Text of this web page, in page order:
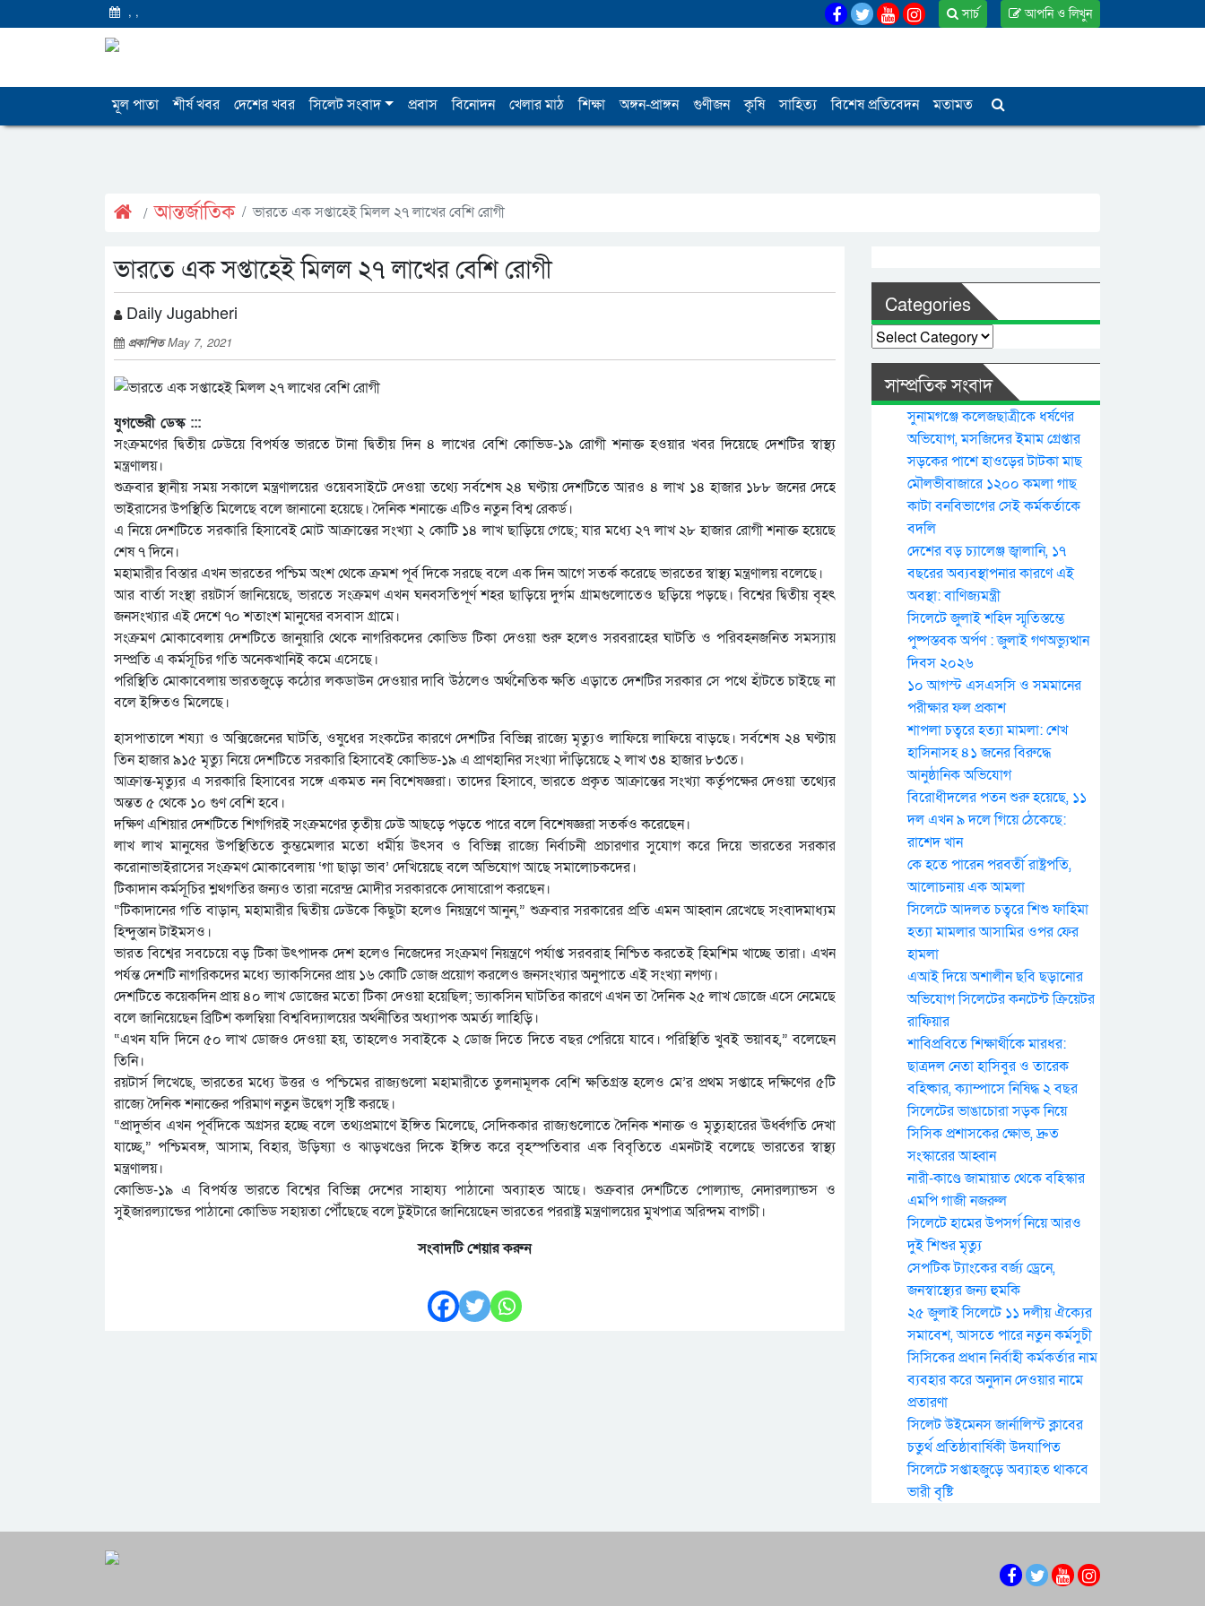
, , আপনি ও লিখুন
সার্চ
মূল পাতা শীর্ষ খবর দেশের খবর সিলেট সংবাদ প্রবাস বিনোদন খেলার মাঠ শিক্ষা অঙ্গন-প্রাঙ্গন গুণীজন কৃষি সাহিত্য বিশেষ প্রতিবেদন মতামত
আন্তর্জাতিক ভারতে এক সপ্তাহেই মিলল ২৭ লাখের বেশি রোগী
ভারতে এক সপ্তাহেই মিলল ২৭ লাখের বেশি রোগী
Daily Jugabheri
প্রকাশিতMay 7, 2021
যুগভেরী ডেস্ক :::
সংক্রমণের দ্বিতীয় ঢেউয়ে বিপর্যস্ত ভারতে টানা দ্বিতীয় দিন ৪ লাখের বেশি কোভিড-১৯ রোগী শনাক্ত হওয়ার খবর দিয়েছে দেশটির স্বাস্থ্য
মন্ত্রণালয়।
শুক্রবার স্থানীয় সময় সকালে মন্ত্রণালয়ের ওয়েবসাইটে দেওয়া তথ্যে সর্বশেষ ২৪ ঘণ্টায় দেশটিতে আরও ৪ লাখ ১৪ হাজার ১৮৮ জনের দেহে
ভাইরাসের উপস্থিতি মিলেছে বলে জানানো হয়েছে। দৈনিক শনাক্তে এটিও নতুন বিশ্ব রেকর্ড।
এ নিয়ে দেশটিতে সরকারি হিসাবেই মোট আক্রান্তের সংখ্যা ২ কোটি ১৪ লাখ ছাড়িয়ে গেছে; যার মধ্যে ২৭ লাখ ২৮ হাজার রোগী শনাক্ত হয়েছে
শেষ ৭ দিনে।
মহামারীর বিস্তার এখন ভারতের পশ্চিম অংশ থেকে ক্রমশ পূর্ব দিকে সরছে বলে এক দিন আগে সতর্ক করেছে ভারতের স্বাস্থ্য মন্ত্রণালয় বলেছে।
আর বার্তা সংস্থা রয়টার্স জানিয়েছে, ভারতে সংক্রমণ এখন ঘনবসতিপূর্ণ শহর ছাড়িয়ে দুর্গম গ্রামগুলোতেও ছড়িয়ে পড়ছে। বিশ্বের দ্বিতীয় বৃহৎ
জনসংখ্যার এই দেশে ৭০ শতাংশ মানুষের বসবাস গ্রামে।
সংক্রমণ মোকাবেলায় দেশটিতে জানুয়ারি থেকে নাগরিকদের কোভিড টিকা দেওয়া শুরু হলেও সরবরাহের ঘাটতি ও পরিবহনজনিত সমস্যায়
সম্প্রতি এ কর্মসূচির গতি অনেকখানিই কমে এসেছে।
পরিস্থিতি মোকাবেলায় ভারতজুড়ে কঠোর লকডাউন দেওয়ার দাবি উঠলেও অর্থনৈতিক ক্ষতি এড়াতে দেশটির সরকার সে পথে হাঁটতে চাইছে না
বলে ইঙ্গিতও মিলেছে।
হাসপাতালে শয্যা ও অক্সিজেনের ঘাটতি, ওষুধের সংকটের কারণে দেশটির বিভিন্ন রাজ্যে মৃত্যুও লাফিয়ে লাফিয়ে বাড়ছে। সর্বশেষ ২৪ ঘণ্টায়
তিন হাজার ৯১৫ মৃত্যু নিয়ে দেশটিতে সরকারি হিসাবেই কোভিড-১৯ এ প্রাণহানির সংখ্যা দাঁড়িয়েছে ২ লাখ ৩৪ হাজার ৮৩তে।
আক্রান্ত-মৃত্যুর এ সরকারি হিসাবের সঙ্গে একমত নন বিশেষজ্ঞরা। তাদের হিসাবে, ভারতে প্রকৃত আক্রান্তের সংখ্যা কর্তৃপক্ষের দেওয়া তথ্যের
অন্তত ৫ থেকে ১০ গুণ বেশি হবে।
দক্ষিণ এশিয়ার দেশটিতে শিগগিরই সংক্রমণের তৃতীয় ঢেউ আছড়ে পড়তে পারে বলে বিশেষজ্ঞরা সতর্কও করেছেন।
লাখ লাখ মানুষের উপস্থিতিতে কুম্ভমেলার মতো ধর্মীয় উৎসব ও বিভিন্ন রাজ্যে নির্বাচনী প্রচারণার সুযোগ করে দিয়ে ভারতের সরকার
করোনাভাইরাসের সংক্রমণ মোকাবেলায় ‘গা ছাড়া ভাব’ দেখিয়েছে বলে অভিযোগ আছে সমালোচকদের।
টিকাদান কর্মসূচির শ্লথগতির জন্যও তারা নরেন্দ্র মোদীর সরকারকে দোষারোপ করছেন।
“টিকাদানের গতি বাড়ান, মহামারীর দ্বিতীয় ঢেউকে কিছুটা হলেও নিয়ন্ত্রণে আনুন,” শুক্রবার সরকারের প্রতি এমন আহ্বান রেখেছে সংবাদমাধ্যম
হিন্দুস্তান টাইমসও।
ভারত বিশ্বের সবচেয়ে বড় টিকা উৎপাদক দেশ হলেও নিজেদের সংক্রমণ নিয়ন্ত্রণে পর্যাপ্ত সরবরাহ নিশ্চিত করতেই হিমশিম খাচ্ছে তারা। এখন
পর্যন্ত দেশটি নাগরিকদের মধ্যে ভ্যাকসিনের প্রায় ১৬ কোটি ডোজ প্রয়োগ করলেও জনসংখ্যার অনুপাতে এই সংখ্যা নগণ্য।
দেশটিতে কয়েকদিন প্রায় ৪০ লাখ ডোজের মতো টিকা দেওয়া হয়েছিল; ভ্যাকসিন ঘাটতির কারণে এখন তা দৈনিক ২৫ লাখ ডোজে এসে নেমেছে
বলে জানিয়েছেন ব্রিটিশ কলম্বিয়া বিশ্ববিদ্যালয়ের অর্থনীতির অধ্যাপক অমর্ত্য লাহিড়ি।
“এখন যদি দিনে ৫০ লাখ ডোজও দেওয়া হয়, তাহলেও সবাইকে ২ ডোজ দিতে দিতে বছর পেরিয়ে যাবে। পরিস্থিতি খুবই ভয়াবহ,” বলেছেন
তিনি।
রয়টার্স লিখেছে, ভারতের মধ্যে উত্তর ও পশ্চিমের রাজ্যগুলো মহামারীতে তুলনামূলক বেশি ক্ষতিগ্রস্ত হলেও মে’র প্রথম সপ্তাহে দক্ষিণের ৫টি
রাজ্যে দৈনিক শনাক্তের পরিমাণ নতুন উদ্বেগ সৃষ্টি করছে।
“প্রাদুর্ভাব এখন পূর্বদিকে অগ্রসর হচ্ছে বলে তথ্যপ্রমাণে ইঙ্গিত মিলেছে, সেদিককার রাজ্যগুলোতে দৈনিক শনাক্ত ও মৃত্যুহারের ঊর্ধ্বগতি দেখা
যাচ্ছে,” পশ্চিমবঙ্গ, আসাম, বিহার, উড়িষ্যা ও ঝাড়খণ্ডের দিকে ইঙ্গিত করে বৃহস্পতিবার এক বিবৃতিতে এমনটাই বলেছে ভারতের স্বাস্থ্য
মন্ত্রণালয়।
কোভিড-১৯ এ বিপর্যস্ত ভারতে বিশ্বের বিভিন্ন দেশের সাহায্য পাঠানো অব্যাহত আছে। শুক্রবার দেশটিতে পোল্যান্ড, নেদারল্যান্ডস ও
সুইজারল্যান্ডের পাঠানো কোভিড সহায়তা পৌঁছেছে বলে টুইটারে জানিয়েছেন ভারতের পররাষ্ট্র মন্ত্রণালয়ের মুখপাত্র অরিন্দম বাগচী।
সংবাদটি শেয়ার করুন
Categories
Categories
সাম্প্রতিক সংবাদ
সুনামগঞ্জে কলেজছাত্রীকে ধর্ষণের
অভিযোগ, মসজিদের ইমাম গ্রেপ্তার
সড়কের পাশে হাওড়ের টাটকা মাছ
মৌলভীবাজারে ১২০০ কমলা গাছ
কাটা বনবিভাগের সেই কর্মকর্তাকে
বদলি
দেশের বড় চ্যালেঞ্জ জ্বালানি, ১৭
বছরের অব্যবস্থাপনার কারণে এই
অবস্থা: বাণিজ্যমন্ত্রী
সিলেটে জুলাই শহিদ স্মৃতিস্তম্ভে
পুষ্পস্তবক অর্পণ : জুলাই গণঅভ্যুত্থান
দিবস ২০২৬
১০ আগস্ট এসএসসি ও সমমানের
পরীক্ষার ফল প্রকাশ
শাপলা চত্বরে হত্যা মামলা: শেখ
হাসিনাসহ ৪১ জনের বিরুদ্ধে
আনুষ্ঠানিক অভিযোগ
বিরোধীদলের পতন শুরু হয়েছে, ১১
দল এখন ৯ দলে গিয়ে ঠেকেছে:
রাশেদ খান
কে হতে পারেন পরবর্তী রাষ্ট্রপতি,
আলোচনায় এক আমলা
সিলেটে আদলত চত্বরে শিশু ফাহিমা
হত্যা মামলার আসামির ওপর ফের
হামলা
এআই দিয়ে অশালীন ছবি ছড়ানোর
অভিযোগ সিলেটের কনটেন্ট ক্রিয়েটর
রাফিয়ার
শাবিপ্রবিতে শিক্ষার্থীকে মারধর:
ছাত্রদল নেতা হাসিবুর ও তারেক
বহিষ্কার, ক্যাম্পাসে নিষিদ্ধ ২ বছর
সিলেটের ভাঙাচোরা সড়ক নিয়ে
সিসিক প্রশাসকের ক্ষোভ, দ্রুত
সংস্কারের আহ্বান
নারী-কাণ্ডে জামায়াত থেকে বহিস্কার
এমপি গাজী নজরুল
সিলেটে হামের উপসর্গ নিয়ে আরও
দুই শিশুর মৃত্যু
সেপটিক ট্যাংকের বর্জ্য ড্রেনে,
জনস্বাস্থ্যের জন্য হুমকি
২৫ জুলাই সিলেটে ১১ দলীয় ঐক্যের
সমাবেশ, আসতে পারে নতুন কর্মসুচী
সিসিকের প্রধান নির্বাহী কর্মকর্তার নাম
ব্যবহার করে অনুদান দেওয়ার নামে
প্রতারণা
সিলেট উইমেনস জার্নালিস্ট ক্লাবের
চতুর্থ প্রতিষ্ঠাবার্ষিকী উদযাপিত
সিলেটে সপ্তাহজুড়ে অব্যাহত থাকবে
ভারী বৃষ্টি